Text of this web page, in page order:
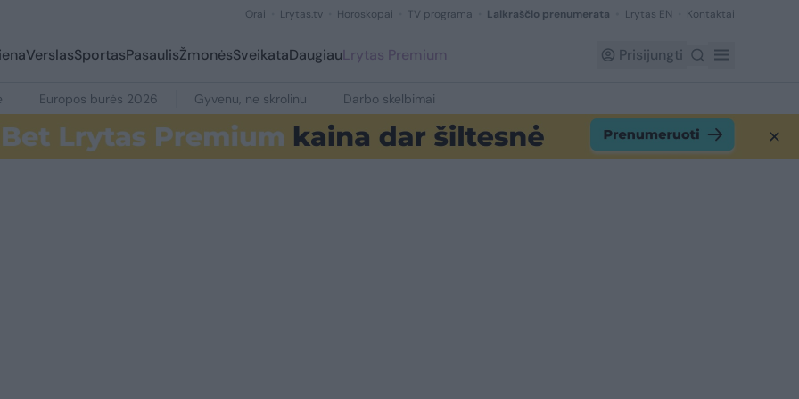
Orai Lrytas.tv Horoskopai TV programa Laikraščio prenumerata Lrytas EN Kontaktai
VerslasSportasPasaulisŽmonėsSveikataDaugiauLrytas Premium Prisijungti
Europos burės 2026 Gyvenu, ne skrolinu Darbo skelbimai